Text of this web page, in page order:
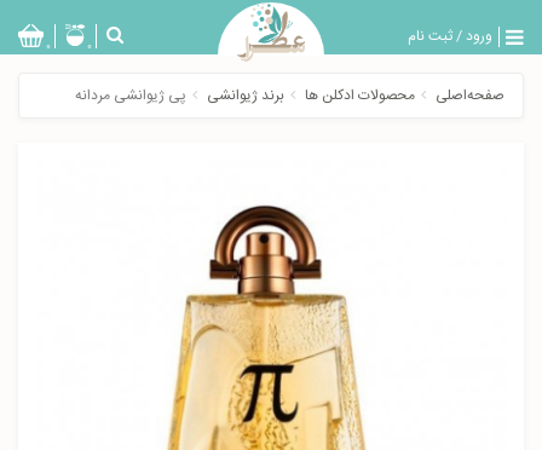
ورود/ثبت نام
بازگشت
0 0
صفحه‌اصلی محصولات ادکلن ها برند ژیوانشی پی ژیوانشی مردانه